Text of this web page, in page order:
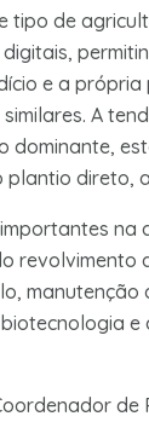
tipo de
e a
A
dominante,
plantio direto,
na
revolvimento
manutenção
e
de